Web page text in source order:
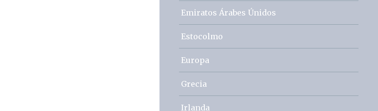
Emiratos Árabes Únidos
Estocolmo
Europa
Grecia
Irlanda